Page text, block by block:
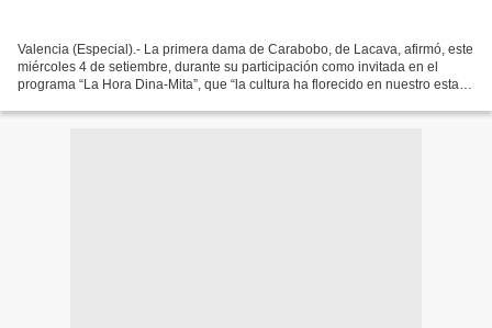
Valencia (Especial).- La primera dama de Carabobo, de Lacava, afirmó, este
miércoles 4 de setiembre, durante su participación como invitada en el
programa “La Hora Dina-Mita”, que “la cultura ha florecido en nuestro estado